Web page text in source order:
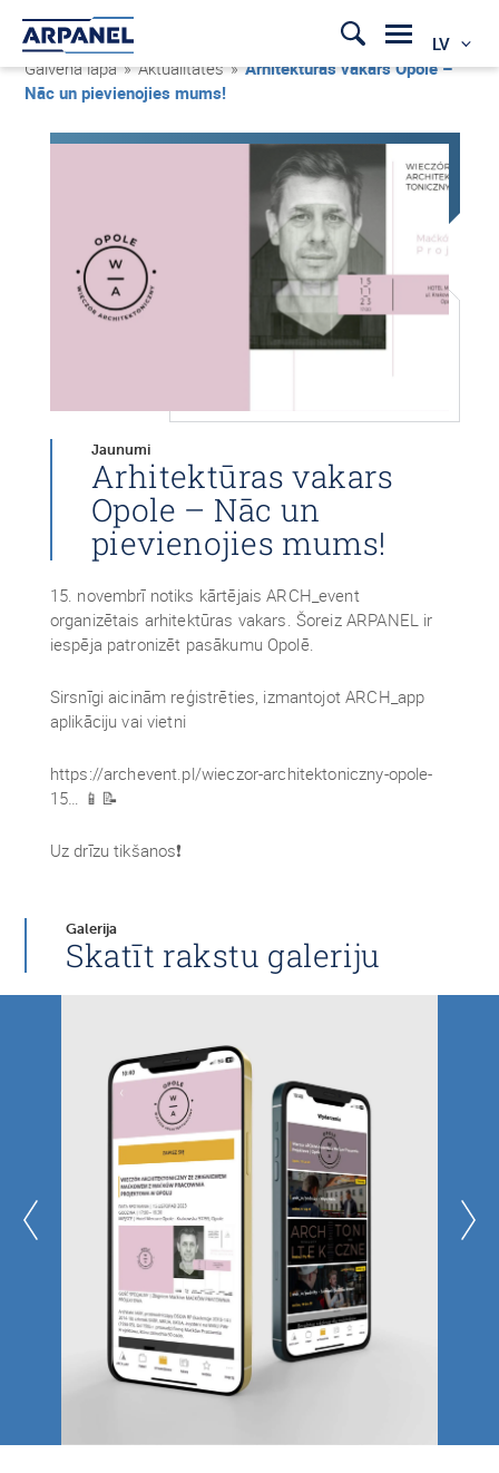
LV
Galvenā lapa » Aktualitātes »Arhitektūras vakars Opole –
Nāc un pievienojies mums!
Jaunumi
Arhitektūras vakars
Opole – Nāc un
pievienojies mums!
15. novembrī notiks kārtējais ARCH_event
organizētais arhitektūras vakars. Šoreiz ARPANEL ir
iespēja patronizēt pasākumu Opolē.
Sirsnīgi aicinām reģistrēties, izmantojot ARCH_app
aplikāciju vai vietni
https://archevent.pl/wieczor-architektoniczny-opole-
15… 📱📝
Uz drīzu tikšanos❗
Galerija
Skatīt rakstu galeriju